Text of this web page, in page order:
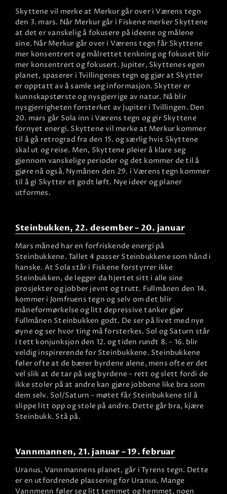
Skyttene vil merke at Merkur går over i Værens tegn
den 3. mars. Når Merkur går i Fiskene merker Skyttene
at det er vanskelig å fokusere på ideene og målene
sine. Når Merkur går over i Værens tegn får Skyttene
mer konsentrert og målrettet tenkning og fokuset blir
mer konsentrert og fokusert. Jupiter, Skyttenes egen
planet, spaserer i Tvillingenes tegn og gjør at Skytter
er opptatt av å samle seg informasjon. Skytter er
kunnskapstørste og nysgjerrige av natur. Nå blir
nysgjerrigheten forsterket av Jupiter i Tvillingen. Den
20. mars går Sola inn i Værens tegn og gir Skyttene
fornyet energi. Skyttene vil merke at Merkur kommer
til å gå retrograd fra den 15. og særlig hvis Skyttene
skal ut og reise. Men, Skyttene pleier å klare seg
gjennom vanskelige perioder og det kommer de til å
gjøre nå også. Nymånen den 29. i Værens tegn kommer
til å gi Skytter et godt løft. Nye ideer og planer
utformes.
Steinbukken, 22. desember – 20. januar
Mars måned har en forfriskende energi på
Steinbukkene. Tallet 4 passer Steinbukkene som hånd i
hanske. At Sola står i Fiskene forstyrrer ikke
Steinbukken, de legger da hjertet sitt i alle sine
prosjekter og jobber jevnt og trutt. Fullmånen den 14.
kommer i Jomfruens tegn og selv om det blir
måneformørkelse og litt depressive tanker gjør
Fullmånen Steinbukken godt. De ser på livet med nye
øyne og ser hvor ting må forsterkes. Sol og Saturn står
i tett konjunksjon den 12. og tiden rundt 8. – 16. blir
veldig inspirerende for Steinbukkene. Steinbukkene
føler ofte at de bærer byrdene alene, mens ofte er det
vel slik at de tar på seg byrdene – rett og slett fordi de
ikke stoler på at andre kan gjøre jobbene like bra som
dem selv. Sol/Saturn – møtet får Steinbukkene til å
slippe litt opp og stole på andre. Dette går bra, kjære
Steinbukk. Stå på.
Vannmannen, 21. januar – 19. februar
Uranus, Vannmannens planet, går i Tyrens tegn. Dette
er en utfordrende plassering for Uranus. Mange
Vannmenn føler seg litt temmet og hemmet, noen